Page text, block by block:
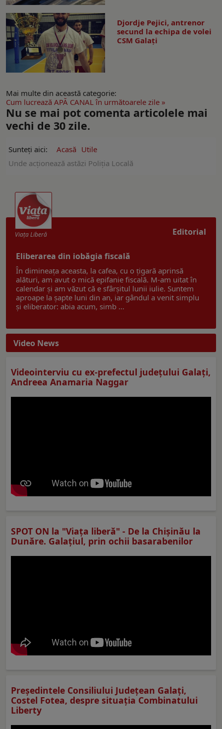
Djordje Pejici, antrenor
secund la echipa de volei
CSM Galați
Mai multe din această categorie:
Cum lucrează APĂ CANAL în următoarele zile »
Nu se mai pot comenta articolele mai
vechi de 30 zile.
Sunteți aici: Acasă Utile
Unde acționează astăzi Poliția Locală
Editorial
Viaţa Liberă
Eliberarea din iobăgia fiscală
În dimineața aceasta, la cafea, cu o țigară aprinsă
alături, am avut o mică epifanie fiscală. M-am uitat în
calendar și am văzut că e sfârșitul lunii iulie. Suntem
aproape la șapte luni din an, iar gândul a venit simplu
și eliberator: abia acum, simb ...
Video News
Videointerviu cu ex-prefectul judeţului Galaţi,
Andreea Anamaria Naggar
SPOT ON la "Viaţa liberă" - De la Chișinău la
Dunăre. Galațiul, prin ochii basarabenilor
Preşedintele Consiliului Judeţean Galaţi,
Costel Fotea, despre situaţia Combinatului
Liberty